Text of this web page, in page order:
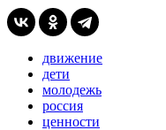
движение
дети
молодежь
россия
ценности